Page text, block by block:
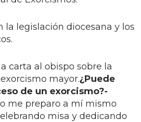
la legislación diocesana y los
carta al obispo sobre la
mayor.¿Puede
de un exorcismo?-
me preparo a mí mismo
misa y dedicando